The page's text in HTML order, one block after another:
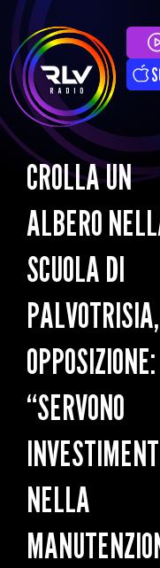
CROLLA UN
ALBERO
SCUOLA DI
PALVOTRISIA,
OPPOSIZIONE:
“SERVONO
NELLA